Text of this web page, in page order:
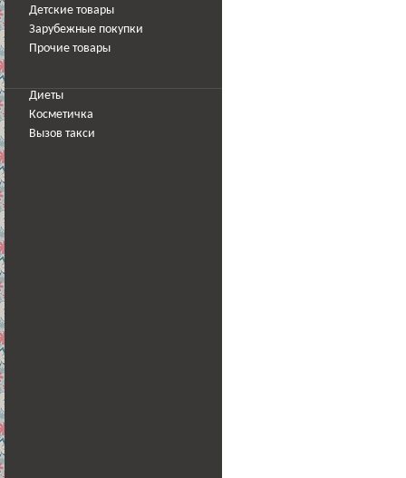
Детские товары
Зарубежные покупки
Прочие товары
Диеты
Косметичка
Вызов такси